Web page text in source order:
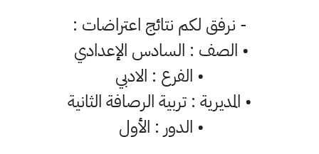
- نرفق لكم نتائج اعتراضات :
• الصف : السادس الإعدادي
• الفرع : الادبي
• المديرية : تربية الرصافة الثانية
• الدور : الأول